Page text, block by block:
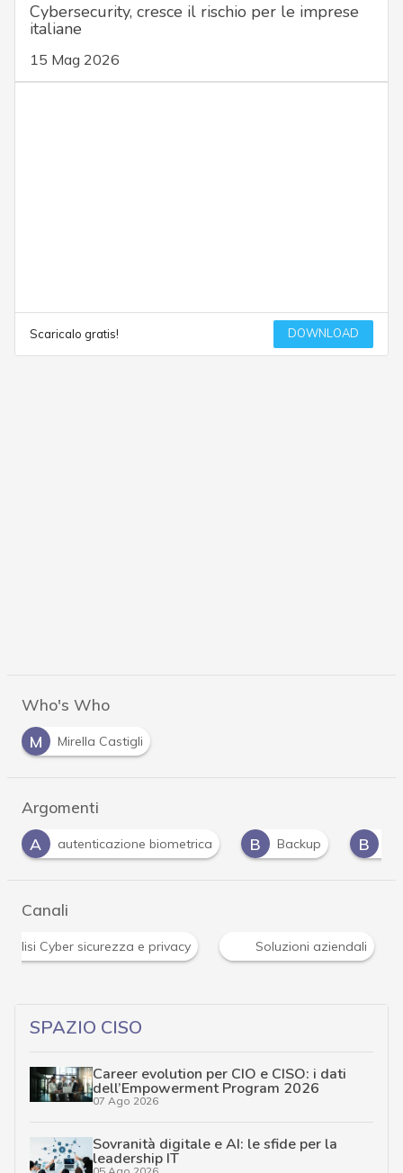
Cybersecurity, cresce il rischio per le imprese
italiane
15 Mag 2026
Scaricalo gratis! DOWNLOAD
Who's Who
M
Mirella Castigli
Argomenti
B
Backup B biometria C Cloud G
Canali
News, attualità e analisi Cyber sicurezza e privacy
SPAZIO CISO
Career evolution per CIO e CISO: i dati
dell’Empowerment Program 2026
07 Ago 2026
Sovranità digitale e AI: le sfide per la
leadership IT